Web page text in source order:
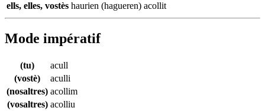
ells, elles, vostès haurien (hagueren) acollit
Mode impératif
(tu)
acull
(vostè)
aculli
(nosaltres) acollim
(vosaltres) acolliu